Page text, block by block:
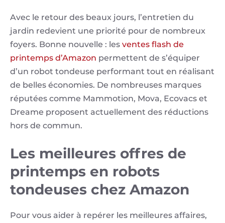
Avec le retour des beaux jours, l’entretien du
jardin redevient une priorité pour de nombreux
foyers. Bonne nouvelle : les ventes flash de
printemps d’Amazon permettent de s’équiper
d’un robot tondeuse performant tout en réalisant
de belles économies. De nombreuses marques
réputées comme Mammotion, Mova, Ecovacs et
Dreame proposent actuellement des réductions
hors de commun.
Les meilleures offres de
printemps en robots
tondeuses chez Amazon
Pour vous aider à repérer les meilleures affaires,